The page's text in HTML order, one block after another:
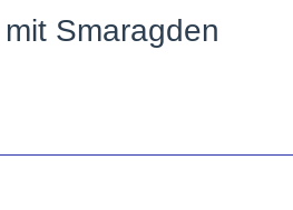
Smaragden